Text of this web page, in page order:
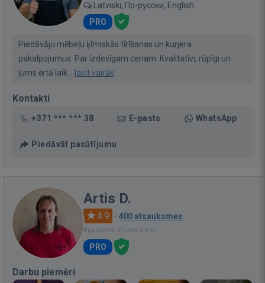
Latviski, По-русски, English
PRO
Piedāvāju mēbeļu ķīmiskās tīrīšanas un kurjera
pakalpojumus. Par izdevīgam cenam. Kvalitatīvi, rūpīgi un
jums ērtā laik...
lasīt vairāk
Kontakti
+371 *** *** 38 E-pasts WhatsApp
Piedāvāt pasūtījumu
Artis D.
4.9 · 400 atsauksmes
Bija vietnē: Pirms 9 min.
PRO
Darbu piemēri